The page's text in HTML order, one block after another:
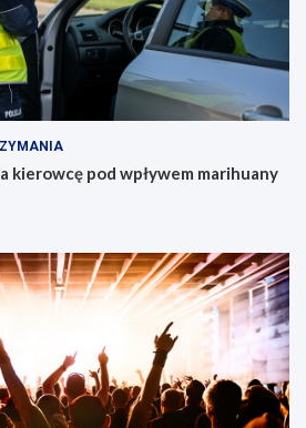
kierowcę pod wpływem marihuany